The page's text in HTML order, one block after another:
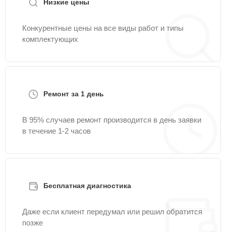
Низкие цены
Конкурентные цены на все виды работ и типы
комплектующих
Ремонт за 1 день
В 95% случаев ремонт производится в день заявки
в течение 1-2 часов
Бесплатная диагностика
Даже если клиент передумал или решил обратится
позже